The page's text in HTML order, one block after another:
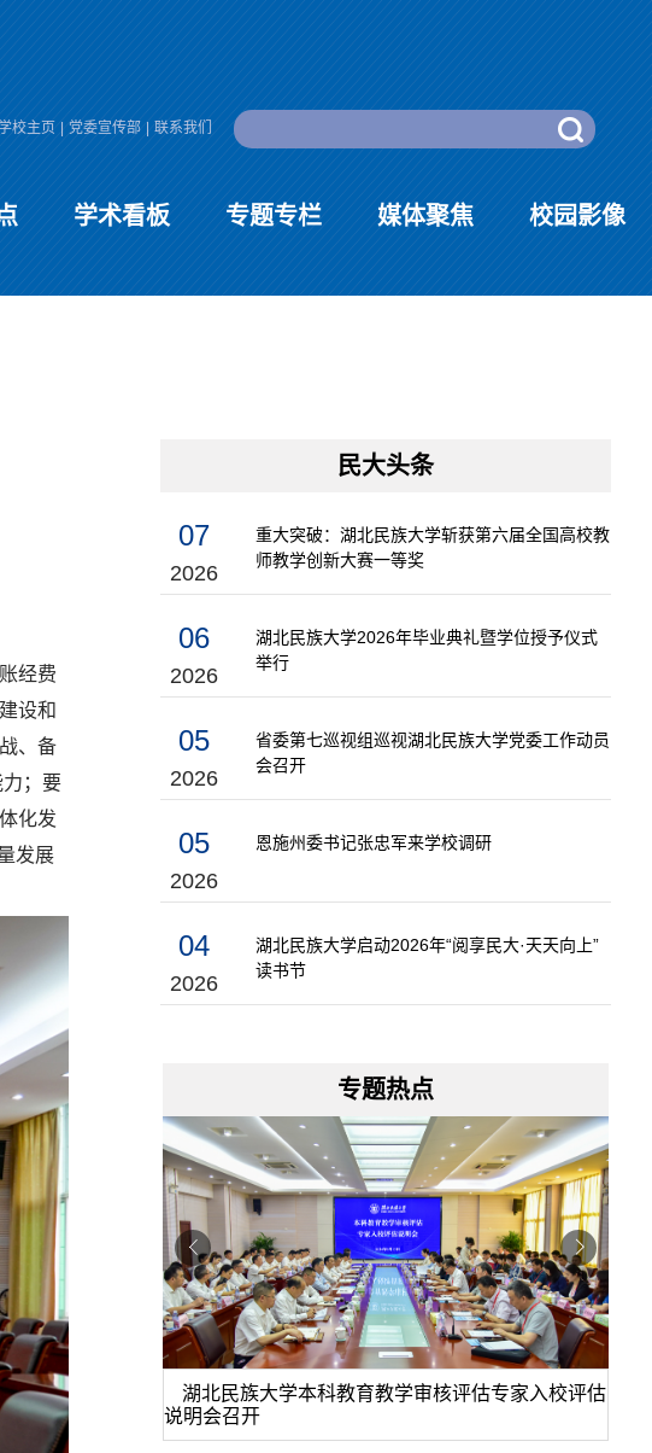
校主页 党委宣传部 联系我们
学术看板 专题专栏 媒体聚焦 校园影像
经费
设和
、备
；要
化发
发展
民大头条
07
2026
重大突破：湖北民族大学斩获第六届全国高校教
师教学创新大赛一等奖
06
2026
湖北民族大学2026年毕业典礼暨学位授予仪式
举行
05
2026
省委第七巡视组巡视湖北民族大学党委工作动员
会召开
05
2026
恩施州委书记张忠军来学校调研
04
2026
湖北民族大学启动2026年“阅享民大·天天向上”
读书节
专题热点
育推进会
湖北民族大学本科教育教学审核评估专家入校评估
说明会召开